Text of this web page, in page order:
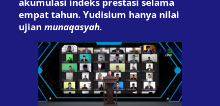
empat tahun. Yudisium hanya nilai
ujian munaqasyah.